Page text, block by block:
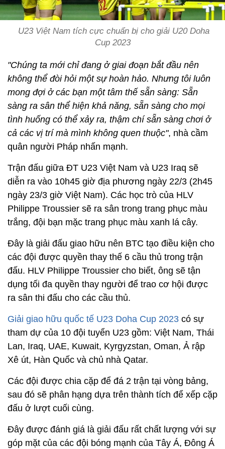
U23 Việt Nam tích cực chuẩn bị cho giải U20 Doha
Cup 2023
"Chúng ta mới chỉ đang ở giai đoạn bắt đầu nên
không thể đòi hỏi một sự hoàn hảo. Nhưng tôi luôn
mong đợi ở các bạn một tâm thế sẵn sàng: Sẵn
sàng ra sân thể hiện khả năng, sẵn sàng cho mọi
tình huống có thể xảy ra, thậm chí sẵn sàng chơi ở
cả các vị trí mà mình không quen thuộc", nhà cầm
quân người Pháp nhấn mạnh.
Trận đấu giữa ĐT U23 Việt Nam và U23 Iraq sẽ
diễn ra vào 10h45 giờ địa phương ngày 22/3 (2h45
ngày 23/3 giờ Việt Nam). Các học trò của HLV
Philippe Troussier sẽ ra sân trong trang phục màu
trắng, đội bạn mặc trang phục màu xanh lá cây.
Đây là giải đấu giao hữu nên BTC tạo điều kiện cho
các đội được quyền thay thế 6 cầu thủ trong trận
đấu. HLV Philippe Troussier cho biết, ông sẽ tận
dụng tối đa quyền thay người để trao cơ hội được
ra sân thi đấu cho các cầu thủ.
Giải giao hữu quốc tế U23 Doha Cup 2023 có sự
tham dự của 10 đội tuyển U23 gồm: Việt Nam, Thái
Lan, Iraq, UAE, Kuwait, Kyrgyzstan, Oman, Ả rập
Xê út, Hàn Quốc và chủ nhà Qatar.
Các đội được chia cặp để đá 2 trận tại vòng bảng,
sau đó sẽ phân hạng dựa trên thành tích để xếp cặp
đấu ở lượt cuối cùng.
Đây được đánh giá là giải đấu rất chất lượng với sự
góp mặt của các đội bóng mạnh của Tây Á, Đông Á